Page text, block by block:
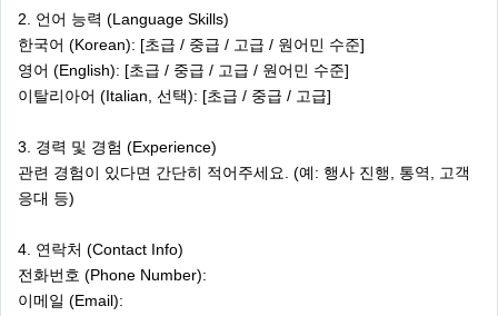
2. 언어 능력 (Language Skills)
한국어 (Korean): [초급 / 중급 / 고급 / 원어민 수준]
영어 (English): [초급 / 중급 / 고급 / 원어민 수준]
이탈리아어 (Italian, 선택): [초급 / 중급 / 고급]
3. 경력 및 경험 (Experience)
관련 경험이 있다면 간단히 적어주세요. (예: 행사 진행, 통역, 고객
응대 등)
4. 연락처 (Contact Info)
전화번호 (Phone Number):
이메일 (Email):